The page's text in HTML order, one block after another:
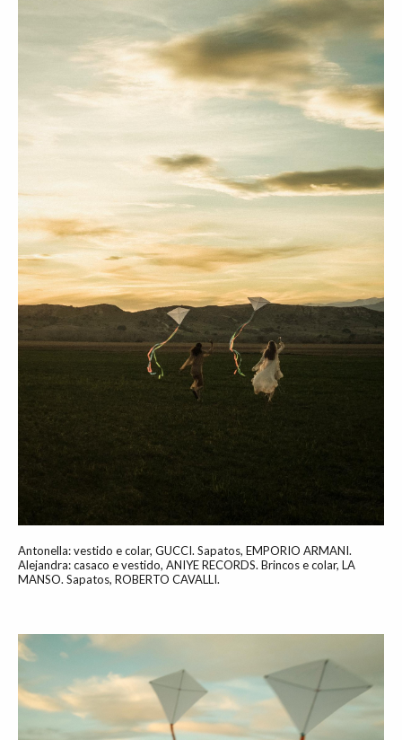
Antonella: vestido e colar, GUCCI. Sapatos, EMPORIO ARMANI.
Alejandra: casaco e vestido, ANIYE RECORDS. Brincos e colar, LA
MANSO. Sapatos, ROBERTO CAVALLI.